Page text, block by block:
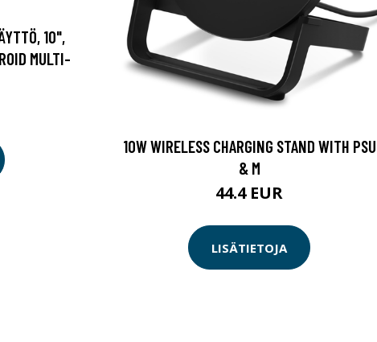
10",
MULTI-
10W WIRELESS CHARGING STAND WITH PSU
& M
44.4 EUR
LISÄTIETOJA